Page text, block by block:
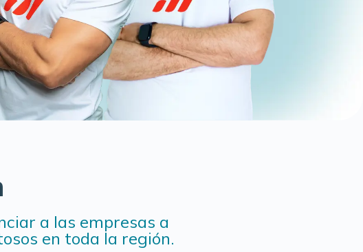
a las empresas a
en toda la región.